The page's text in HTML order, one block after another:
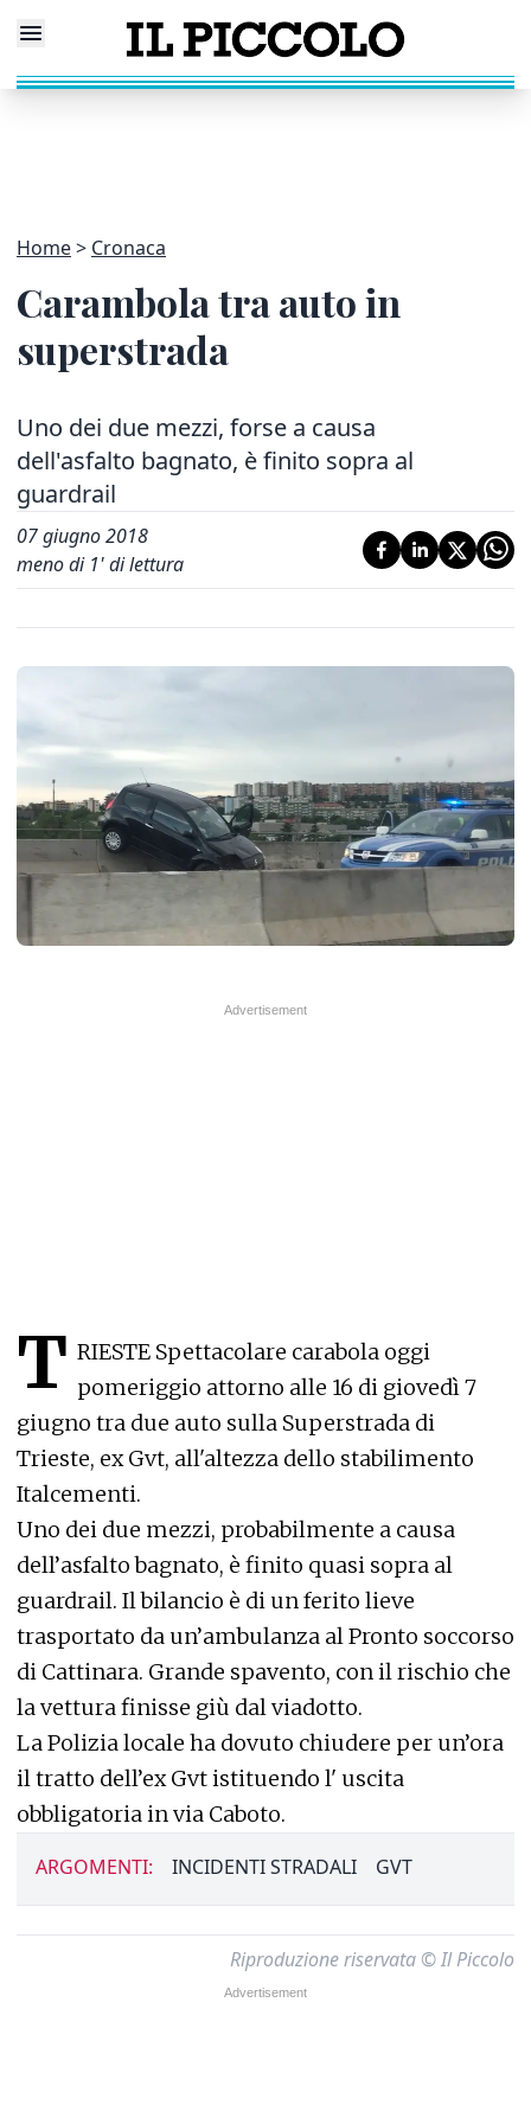
Home Cronaca
Carambola tra auto in
superstrada
Uno dei due mezzi, forse a causa
dell'asfalto bagnato, è finito sopra al
guardrail
07 giugno 2018
meno di 1' di lettura
T RIESTE Spettacolare carabola oggi
pomeriggio attorno alle 16 di giovedì 7
giugno tra due auto sulla Superstrada di
Trieste, ex Gvt, all'altezza dello stabilimento
Italcementi.
Uno dei due mezzi, probabilmente a causa
dell’asfalto bagnato, è finito quasi sopra al
guardrail. Il bilancio è di un ferito lieve
trasportato da un’ambulanza al Pronto soccorso
di Cattinara. Grande spavento, con il rischio che
la vettura finisse giù dal viadotto.
La Polizia locale ha dovuto chiudere per un’ora
il tratto dell’ex Gvt istituendo l' uscita
obbligatoria in via Caboto.
ARGOMENTI: INCIDENTI STRADALI GVT
Riproduzione riservata © Il Piccolo